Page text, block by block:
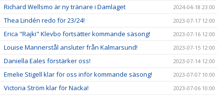
Richard Wellsmo är ny tränare i Damlaget 2024-04-18 23:00
Thea Lindén redo för 23/24! 2023-07-17 12:00
Erica "Rajki" Klevbo fortsätter kommande säsong! 2023-07-16 12:00
Louise Mannerstål ansluter från Kalmarsund! 2023-07-15 12:00
Daniella Eales förstärker oss! 2023-07-14 12:00
Emelie Stigell klar för oss inför kommande säsong! 2023-07-07 10:00
Victoria Ström klar för Nacka! 2023-07-06 10:00